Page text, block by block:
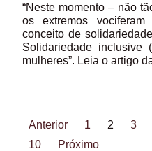
“Neste momento – não
os extremos
conceito de
Solidariedade inclusive
mulheres”. Leia o artigo
Anterior 1 2 3
10
Próximo